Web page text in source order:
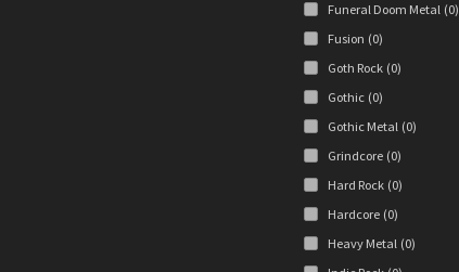
Funeral Doom Metal (0)
Fusion (0)
Goth Rock (0)
Gothic (0)
Gothic Metal (0)
Grindcore (0)
Hard Rock (0)
Hardcore (0)
Heavy Metal (0)